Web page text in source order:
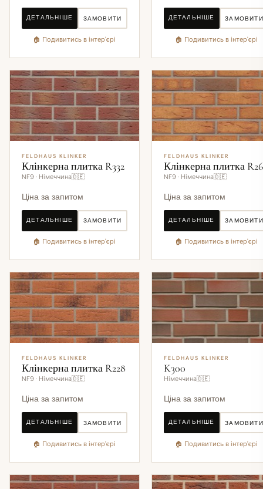
ДЕТАЛЬНІШЕ ЗАМОВИТИ
🏠 Подивитись в інтер'єрі
ДЕТАЛЬНІШЕ ЗАМОВИТИ
🏠 Подивитись в інтер'єрі
FELDHAUS KLINKER
Клінкерна плитка R332
NF9 · Німеччина🇩🇪
Ціна за запитом
ДЕТАЛЬНІШЕ ЗАМОВИТИ
🏠 Подивитись в інтер'єрі
FELDHAUS KLINKER
Клінкерна плитка
NF9 · Німеччина🇩🇪
Ціна за запитом
ДЕТАЛЬНІШЕ ЗАМОВИТИ
🏠 Подивитись в інтер'єрі
FELDHAUS KLINKER
Клінкерна плитка R228
NF9 · Німеччина🇩🇪
Ціна за запитом
ДЕТАЛЬНІШЕ ЗАМОВИТИ
🏠 Подивитись в інтер'єрі
FELDHAUS KLINKER
K300
Німеччина🇩🇪
Ціна за запитом
ДЕТАЛЬНІШЕ ЗАМОВИТИ
🏠 Подивитись в інтер'єрі